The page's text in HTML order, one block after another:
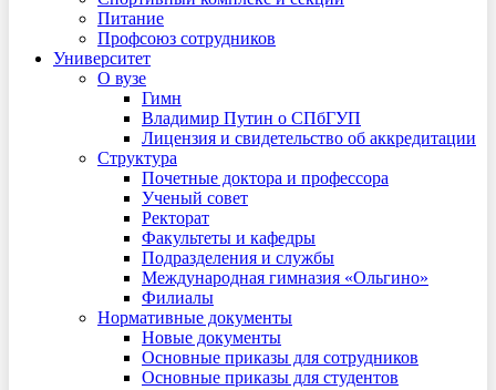
Питание
Профсоюз сотрудников
Университет
О вузе
Гимн
Владимир Путин о СПбГУП
Лицензия и свидетельство об аккредитации
Структура
Почетные доктора и профессора
Ученый совет
Ректорат
Факультеты и кафедры
Подразделения и службы
Международная гимназия «Ольгино»
Филиалы
Нормативные документы
Новые документы
Основные приказы для сотрудников
Основные приказы для студентов